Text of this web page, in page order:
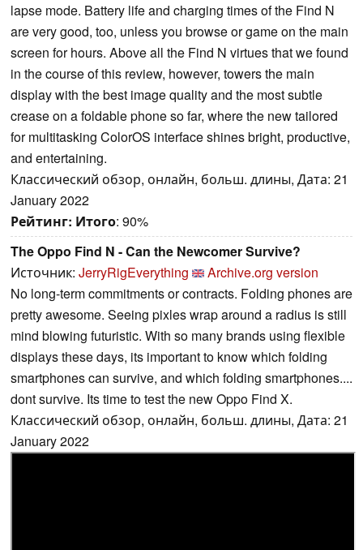
lapse mode. Battery life and charging times of the Find N
are very good, too, unless you browse or game on the main
screen for hours. Above all the Find N virtues that we found
in the course of this review, however, towers the main
display with the best image quality and the most subtle
crease on a foldable phone so far, where the new tailored
for multitasking ColorOS interface shines bright, productive,
and entertaining.
Классический обзор, онлайн, больш. длины, Дата: 21
January 2022
Рейтинг: Итого: 90%
The Oppo Find N - Can the Newcomer Survive?
Источник: JerryRigEverything
Archive.org version
No long-term commitments or contracts. Folding phones are
pretty awesome. Seeing pixles wrap around a radius is still
mind blowing futuristic. With so many brands using flexible
displays these days, its important to know which folding
smartphones can survive, and which folding smartphones....
dont survive. Its time to test the new Oppo Find X.
Классический обзор, онлайн, больш. длины, Дата: 21
January 2022